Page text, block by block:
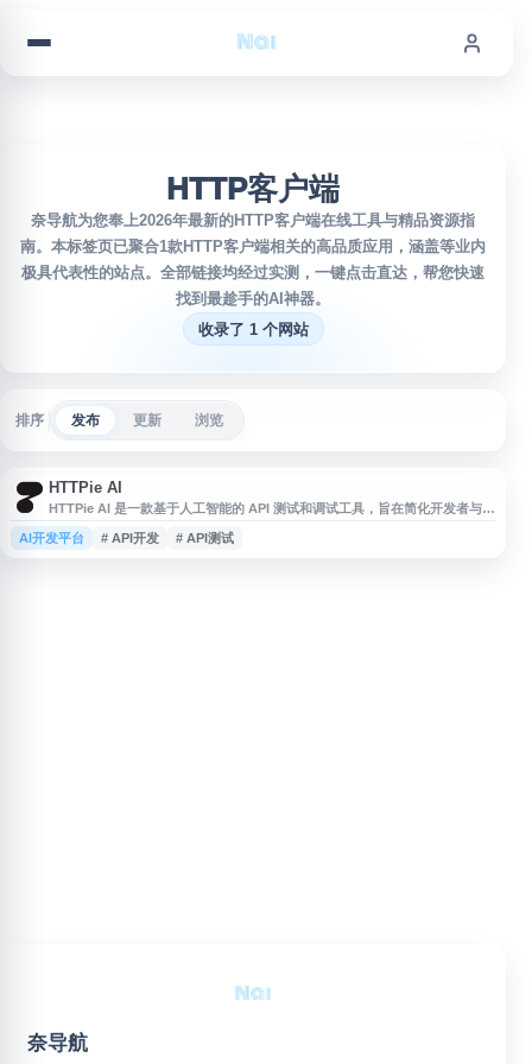
HTTP客户端
奈导航为您奉上2026年最新的HTTP客户端在线工具与精品资源指
南。本标签页已聚合1款HTTP客户端相关的高品质应用，涵盖等业内
极具代表性的站点。全部链接均经过实测，一键点击直达，帮您快速
找到最趁手的AI神器。
收录了 1 个网站
排序 发布 更新 浏览
HTTPie AI
HTTPie AI 是一款基于人工智能的 API 测试和调试工具，旨在简化开发者与
API 的交互过程。该工具通过自然语言处理技术，让用户能够用简单的描述来
构建和执行 HTTP 请求，无需记忆复杂的命令行语法或 API 文档细节。
AI开发平台 # API开发 # API测试
奈导航